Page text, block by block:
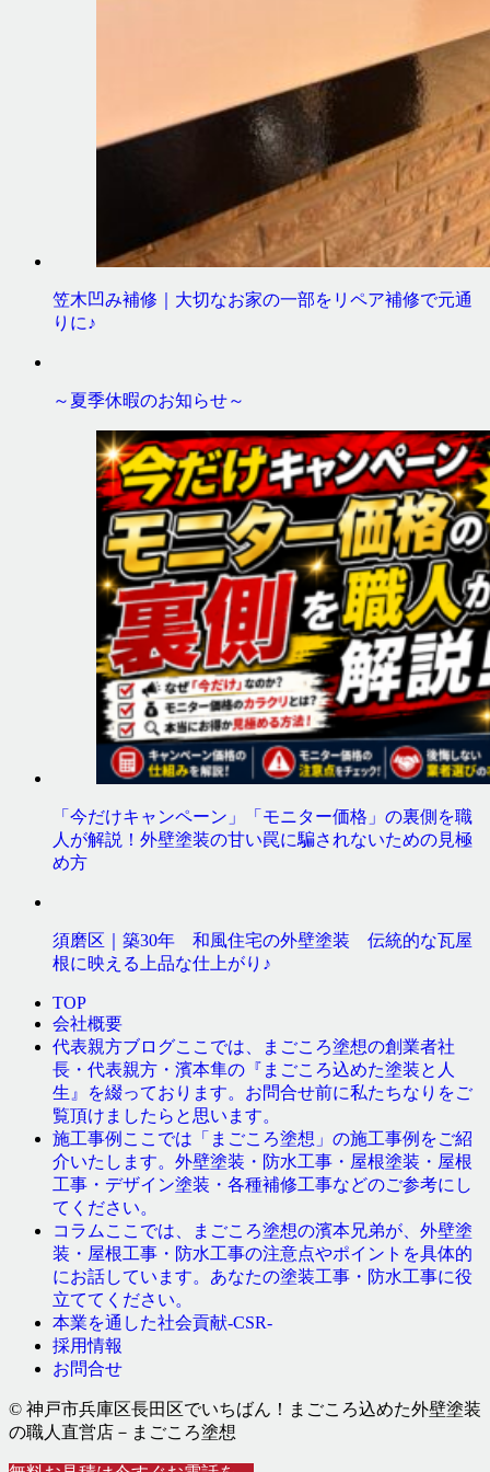
笠木凹み補修｜大切なお家の一部をリペア補修で元通
りに♪
～夏季休暇のお知らせ～
「今だけキャンペーン」「モニター価格」の裏側を職
人が解説！外壁塗装の甘い罠に騙されないための見極
め方
須磨区｜築30年 和風住宅の外壁塗装 伝統的な瓦屋
根に映える上品な仕上がり♪
TOP
会社概要
代表親方ブログここでは、まごころ塗想の創業者社
長・代表親方・濱本隼の『まごころ込めた塗装と人
生』を綴っております。お問合せ前に私たちなりをご
覧頂けましたらと思います。
施工事例 ここでは「まごころ塗想」の施工事例をご紹
介いたします。外壁塗装・防水工事・屋根塗装・屋根
工事・デザイン塗装・各種補修工事などのご参考にし
てください。
コラム ここでは、まごころ塗想の濱本兄弟が、外壁塗
装・屋根工事・防水工事の注意点やポイントを具体的
にお話しています。あなたの塗装工事・防水工事に役
立ててください。
本業を通した社会貢献-CSR-
採用情報
お問合せ
© 神戸市兵庫区長田区でいちばん！まごころ込めた外壁塗装
の職人直営店－まごころ塗想